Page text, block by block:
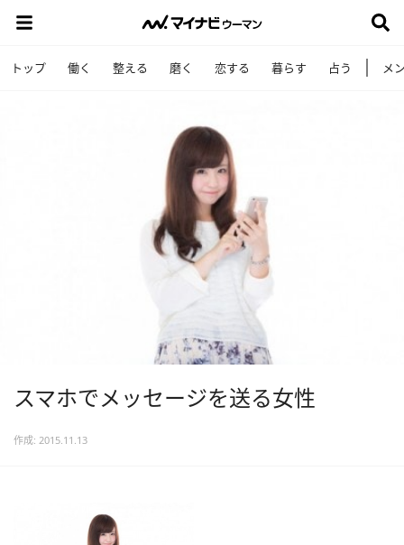
トップ 働く 整える 磨く 恋する 暮らす 占う メ
スマホでメッセージを送る女性
作成: 2015.11.13